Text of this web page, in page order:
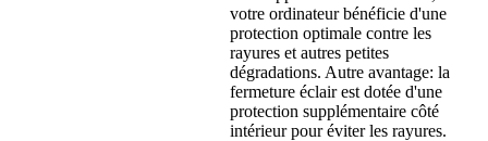
votre ordinateur bénéficie d'une
protection optimale contre les
rayures et autres petites
dégradations. Autre avantage: la
fermeture éclair est dotée d'une
protection supplémentaire côté
intérieur pour éviter les rayures.